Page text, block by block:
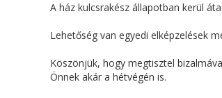
A ház kulcsrakész állapotban kerül
Lehetőség van egyedi elképzelések
Köszönjük, hogy megtisztel
Önnek akár a hétvégén is.